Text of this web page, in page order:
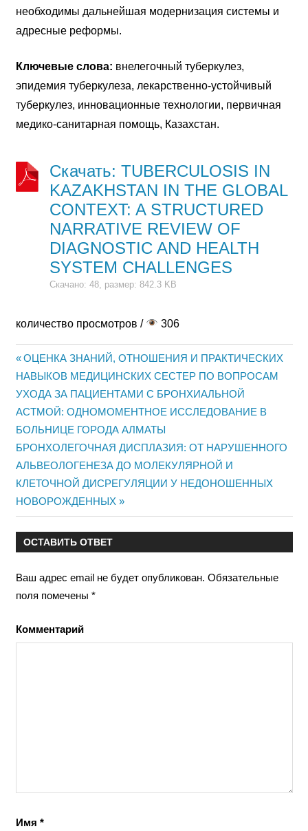
необходимы дальнейшая модернизация системы и
адресные реформы.
Ключевые слова: внелегочный туберкулез,
эпидемия туберкулеза, лекарственно-устойчивый
туберкулез, инновационные технологии, первичная
медико-санитарная помощь, Казахстан.
Скачать: TUBERCULOSIS IN
KAZAKHSTAN IN THE GLOBAL
CONTEXT: A STRUCTURED
NARRATIVE REVIEW OF
DIAGNOSTIC AND HEALTH
SYSTEM CHALLENGES
Скачано: 48, размер: 842.3 KB
количество просмотров / 306
Навигация
по
записям
Предыдущая
запись:
ОЦЕНКА ЗНАНИЙ, ОТНОШЕНИЯ И ПРАКТИЧЕСКИХ
НАВЫКОВ МЕДИЦИНСКИХ СЕСТЕР ПО ВОПРОСАМ
УХОДА ЗА ПАЦИЕНТАМИ С БРОНХИАЛЬНОЙ
АСТМОЙ: ОДНОМОМЕНТНОЕ ИССЛЕДОВАНИЕ В
БОЛЬНИЦЕ ГОРОДА АЛМАТЫ
Следующая
запись:
БРОНХОЛЕГОЧНАЯ ДИСПЛАЗИЯ: ОТ НАРУШЕННОГО
АЛЬВЕОЛОГЕНЕЗА ДО МОЛЕКУЛЯРНОЙ И
КЛЕТОЧНОЙ ДИСРЕГУЛЯЦИИ У НЕДОНОШЕННЫХ
НОВОРОЖДЕННЫХ
ОСТАВИТЬ ОТВЕТ
Ваш адрес email не будет опубликован. Обязательные
поля помечены *
Комментарий
Имя *